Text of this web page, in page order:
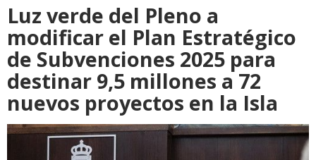
Luz verde del Pleno a
modificar el Plan Estratégico
de Subvenciones 2025 para
destinar 9,5 millones a 72
nuevos proyectos en la Isla